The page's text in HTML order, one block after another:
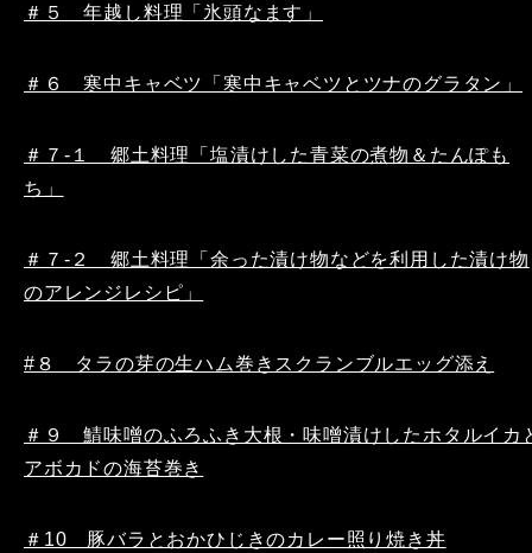
＃５ 年越し料理「氷頭なます」
＃６ 寒中キャベツ「寒中キャベツとツナのグラタン」
＃７-１ 郷土料理「塩漬けした青菜の煮物＆たんぽも
ち」
＃７-２ 郷土料理「余った漬け物などを利用した漬け物
のアレンジレシピ」
#８ タラの芽の生ハム巻きスクランブルエッグ添え
＃９ 鯖味噌のふろふき大根・味噌漬けしたホタルイカ
アボカドの海苔巻き
＃10 豚バラとおかひじきのカレー照り焼き丼